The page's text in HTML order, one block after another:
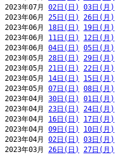
2023年07月 02日(日) 03日(月)
2023年06月 25日(日) 26日(月)
2023年06月 18日(日) 19日(月)
2023年06月 11日(日) 12日(月)
2023年06月 04日(日) 05日(月)
2023年05月 28日(日) 29日(月)
2023年05月 21日(日) 22日(月)
2023年05月 14日(日) 15日(月)
2023年05月 07日(日) 08日(月)
2023年04月 30日(日) 01日(月)
2023年04月 23日(日) 24日(月)
2023年04月 16日(日) 17日(月)
2023年04月 09日(日) 10日(月)
2023年04月 02日(日) 03日(月)
2023年03月 26日(日) 27日(月)